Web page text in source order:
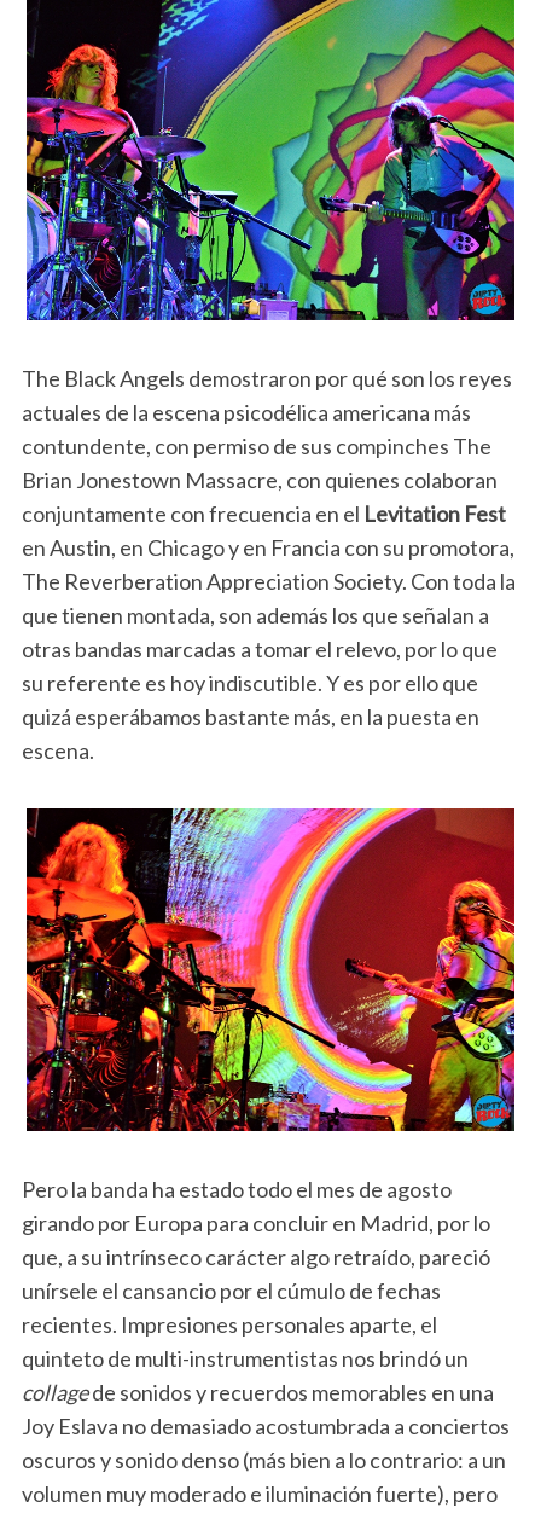
The Black Angels demostraron por qué son los reyes
actuales de la escena psicodélica americana más
contundente, con permiso de sus compinches The
Brian Jonestown Massacre, con quienes colaboran
conjuntamente con frecuencia en el Levitation Fest
en Austin, en Chicago y en Francia con su promotora,
The Reverberation Appreciation Society. Con toda la
que tienen montada, son además los que señalan a
otras bandas marcadas a tomar el relevo, por lo que
su referente es hoy indiscutible. Y es por ello que
quizá esperábamos bastante más, en la puesta en
escena.
Pero la banda ha estado todo el mes de agosto
girando por Europa para concluir en Madrid, por lo
que, a su intrínseco carácter algo retraído, pareció
unírsele el cansancio por el cúmulo de fechas
recientes. Impresiones personales aparte, el
quinteto de multi-instrumentistas nos brindó un
collagede sonidos y recuerdos memorables en una
Joy Eslava no demasiado acostumbrada a conciertos
oscuros y sonido denso (más bien a lo contrario: a un
volumen muy moderado e iluminación fuerte), pero